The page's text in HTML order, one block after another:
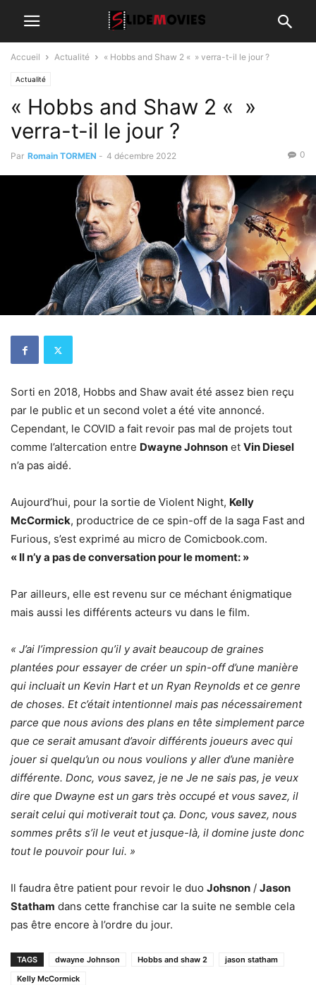
Accueil Actualité « Hobbs and Shaw 2 « » verra-t-il le jour ?
Actualité
« Hobbs and Shaw 2 « »
verra-t-il le jour ?
Par Romain TORMEN - 4 décembre 2022 0
Sorti en 2018, Hobbs and Shaw avait été assez bien reçu
par le public et un second volet a été vite annoncé.
Cependant, le COVID a fait revoir pas mal de projets tout
comme l’altercation entre Dwayne Johnson et Vin Diesel
n’a pas aidé.
Aujourd’hui, pour la sortie de Violent Night, Kelly
McCormick, productrice de ce spin-off de la saga Fast and
Furious, s’est exprimé au micro de Comicbook.com.
« Il n’y a pas de conversation pour le moment: »
Par ailleurs, elle est revenu sur ce méchant énigmatique
mais aussi les différents acteurs vu dans le film.
« J’ai l’impression qu’il y avait beaucoup de graines
plantées pour essayer de créer un spin-off d’une manière
qui incluait un Kevin Hart et un Ryan Reynolds et ce genre
de choses. Et c’était intentionnel mais pas nécessairement
parce que nous avions des plans en tête simplement parce
que ce serait amusant d’avoir différents joueurs avec qui
jouer si quelqu’un ou nous voulions y aller d’une manière
différente. Donc, vous savez, je ne Je ne sais pas, je veux
dire que Dwayne est un gars très occupé et vous savez, il
serait celui qui motiverait tout ça. Donc, vous savez, nous
sommes prêts s’il le veut et jusque-là, il domine juste donc
tout le pouvoir pour lui. »
Il faudra être patient pour revoir le duo Johsnon / Jason
Statham dans cette franchise car la suite ne semble cela
pas être encore à l’ordre du jour.
TAGS dwayne Johnson Hobbs and shaw 2
jason statham
Kelly McCormick